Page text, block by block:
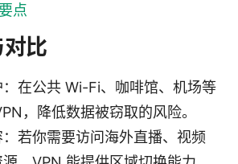
点
比
：在公共 Wi-Fi、咖啡馆、机场等
，降低数据被窃取的风险。
若你需要访问海外直播、视频